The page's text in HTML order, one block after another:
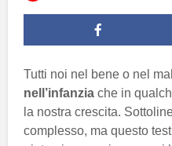
Tutti noi nel bene o nel
nell’infanzia che in
la nostra crescita.
complesso, ma questo